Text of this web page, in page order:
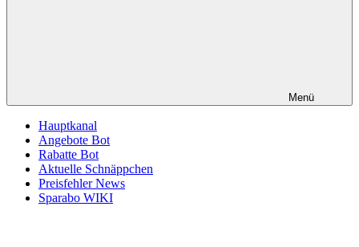
Menü
Hauptkanal
Angebote Bot
Rabatte Bot
Aktuelle Schnäppchen
Preisfehler News
Sparabo WIKI